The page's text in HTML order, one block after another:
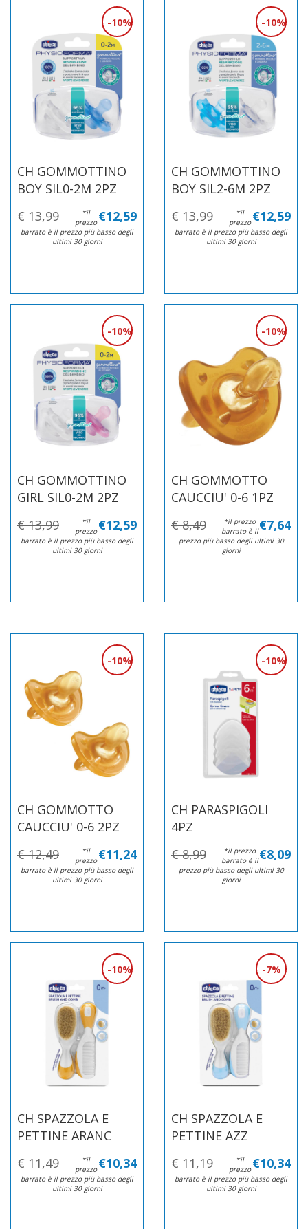
CH GOMMOTTINO
BOY SIL0-2M 2PZ
10%
€ 13,99 €12,59
*il
prezzo
barrato è il prezzo più basso degli
ultimi 30 giorni
CH GOMMOTTINO
BOY SIL2-6M 2PZ
10%
€ 13,99 €12,59
*il
prezzo
barrato è il prezzo più basso degli
ultimi 30 giorni
CH GOMMOTTINO
GIRL SIL0-2M 2PZ
10%
€ 13,99 €12,59
*il
prezzo
barrato è il prezzo più basso degli
ultimi 30 giorni
CH GOMMOTTO
CAUCCIU' 0-6 1PZ
10%
€ 8,49 €7,64
*il prezzo
barrato è il
prezzo più basso degli ultimi 30
giorni
CH GOMMOTTO
CAUCCIU' 0-6 2PZ
10%
€ 12,49 €11,24
*il
prezzo
barrato è il prezzo più basso degli
ultimi 30 giorni
CH PARASPIGOLI
4PZ
10%
€ 8,99 €8,09
*il prezzo
barrato è il
prezzo più basso degli ultimi 30
giorni
CH SPAZZOLA E
PETTINE ARANC
10%
€ 11,49 €10,34
*il
prezzo
barrato è il prezzo più basso degli
ultimi 30 giorni
CH SPAZZOLA E
PETTINE AZZ
7%
€ 11,19 €10,34
*il
prezzo
barrato è il prezzo più basso degli
ultimi 30 giorni